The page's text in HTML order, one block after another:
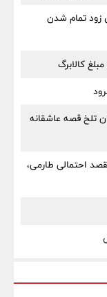
زود تمام شدن
تلخ قصه عاشقانه
احتمالی طارمی،